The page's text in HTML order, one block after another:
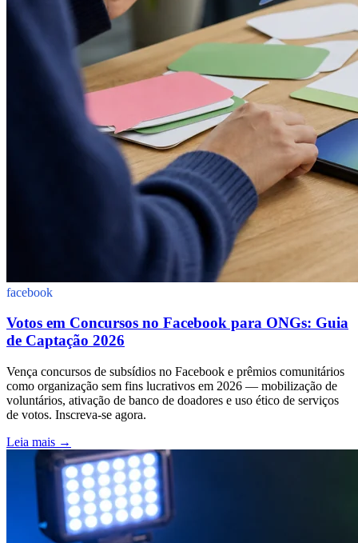
facebook
Votos em Concursos no Facebook para ONGs: Guia
de Captação 2026
Vença concursos de subsídios no Facebook e prêmios comunitários
como organização sem fins lucrativos em 2026 — mobilização de
voluntários, ativação de banco de doadores e uso ético de serviços
de votos. Inscreva-se agora.
Leia mais →